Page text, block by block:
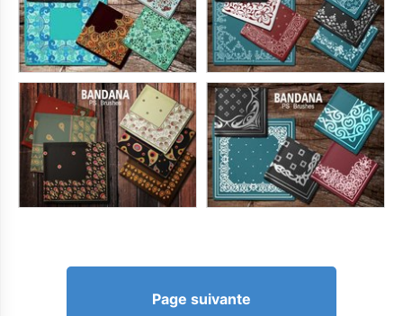
Page suivante